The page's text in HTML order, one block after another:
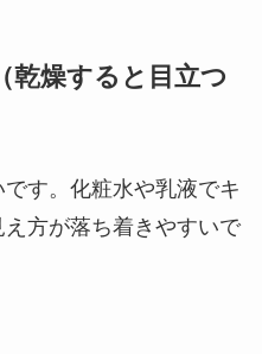
乾燥すると目立つ
す。化粧水や乳液でキ
方が落ち着きやすいで